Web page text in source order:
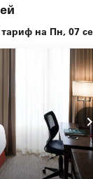
на Пн, 07